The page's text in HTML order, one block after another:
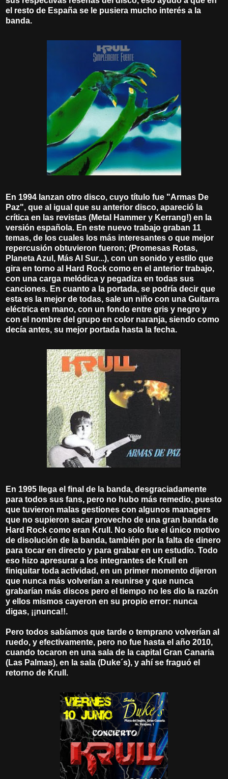
el resto de España se le pusiera mucho interés a la
banda.
En 1994 lanzan otro disco, cuyo título fue "Armas De
Paz", que al igual que su anterior disco, apareció la
crítica en las revistas (Metal Hammer y Kerrang!) en la
versión española. En este nuevo trabajo graban 11
temas, de los cuales los más interesantes o que mejor
repercusión obtuvieron fueron; (Promesas Rotas,
Planeta Azul, Más Al Sur...), con un sonido y estilo que
gira en torno al Hard Rock como en el anterior trabajo,
con una carga melódica y pegadiza en todas sus
canciones. En cuanto a la portada, se podría decir que
esta es la mejor de todas, sale un niño con una Guitarra
eléctrica en mano, con un fondo entre gris y negro y
con el nombre del grupo en color naranja, siendo como
decía antes, su mejor portada hasta la fecha.
En 1995 llega el final de la banda, desgraciadamente
para todos sus fans, pero no hubo más remedio, puesto
que tuvieron malas gestiones con algunos managers
que no supieron sacar provecho de una gran banda de
Hard Rock como eran Krull. No solo fue el único motivo
de disolución de la banda, también por la falta de dinero
para tocar en directo y para grabar en un estudio. Todo
eso hizo apresurar a los integrantes de Krull en
finiquitar toda actividad, en un primer momento dijeron
que nunca más volverían a reunirse y que nunca
grabarían más discos pero el tiempo no les dio la razón
y ellos mismos cayeron en su propio error: nunca
digas, ¡¡nunca!!.
Pero todos sabíamos que tarde o temprano volverían al
ruedo, y efectivamente, pero no fue hasta el año 2010,
cuando tocaron en una sala de la capital Gran Canaria
(Las Palmas), en la sala (Duke´s), y ahí se fraguó el
retorno de Krull.